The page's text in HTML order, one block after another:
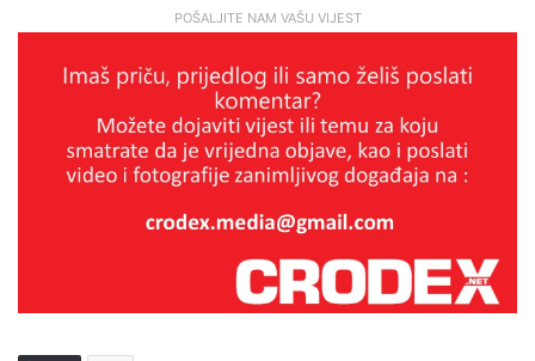
POŠALJITE NAM VAŠU VIJEST